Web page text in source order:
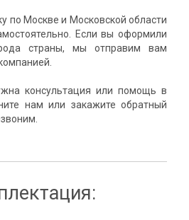
по Москве и Московской области
Если вы оформили
страны, мы отправим вам
консультация или помощь в
нам или закажите обратный